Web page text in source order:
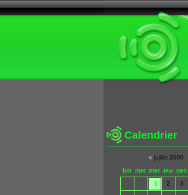
Calendrier
« juillet 2009
lun mar mer jeu ven
1 2 3